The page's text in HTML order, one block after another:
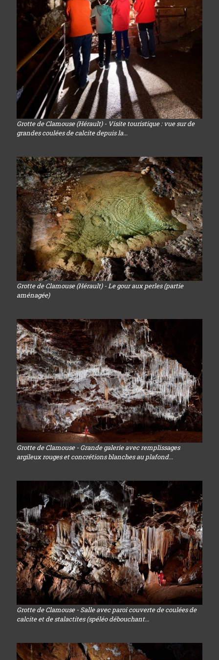
Grotte de Clamouse (Hérault) - Visite touristique : vue sur de
grandes coulées de calcite depuis la...
Grotte de Clamouse (Hérault) - Le gour aux perles (partie
aménagée)
Grotte de Clamouse - Grande galerie avec remplissages
argileux rouges et concrétions blanches au plafond...
Grotte de Clamouse - Salle avec paroi couverte de coulées de
calcite et de stalactites (spéléo débouchant...